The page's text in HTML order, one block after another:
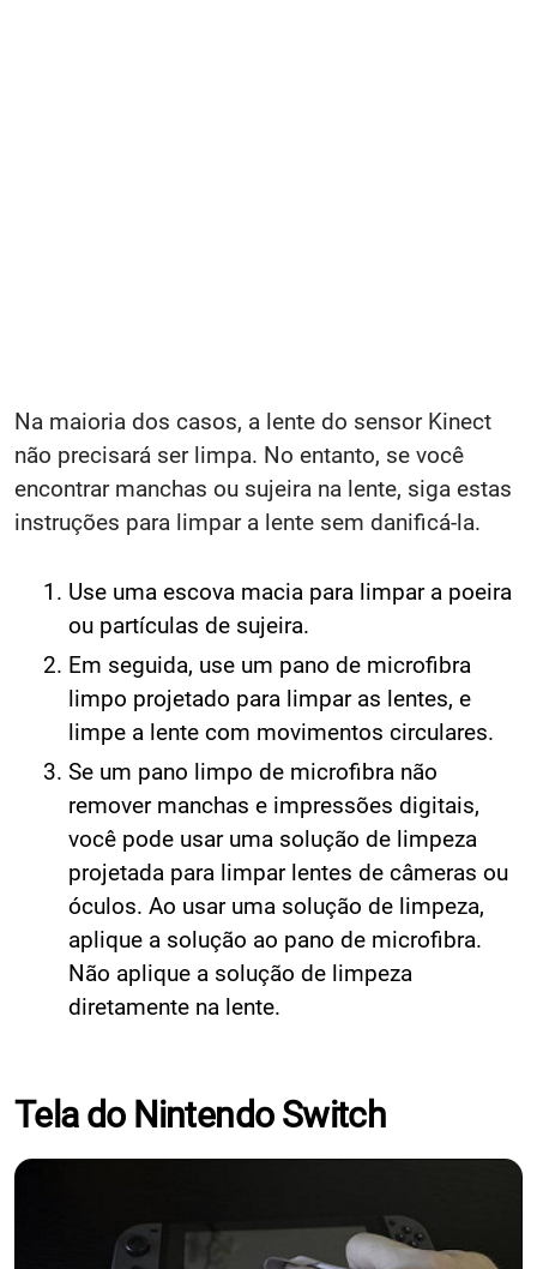
Na maioria dos casos, a lente do sensor Kinect
não precisará ser limpa. No entanto, se você
encontrar manchas ou sujeira na lente, siga estas
instruções para limpar a lente sem danificá-la.
Use uma escova macia para limpar a poeira
ou partículas de sujeira.
Em seguida, use um pano de microfibra
limpo projetado para limpar as lentes, e
limpe a lente com movimentos circulares.
Se um pano limpo de microfibra não
remover manchas e impressões digitais,
você pode usar uma solução de limpeza
projetada para limpar lentes de câmeras ou
óculos. Ao usar uma solução de limpeza,
aplique a solução ao pano de microfibra.
Não aplique a solução de limpeza
diretamente na lente.
Tela do Nintendo Switch